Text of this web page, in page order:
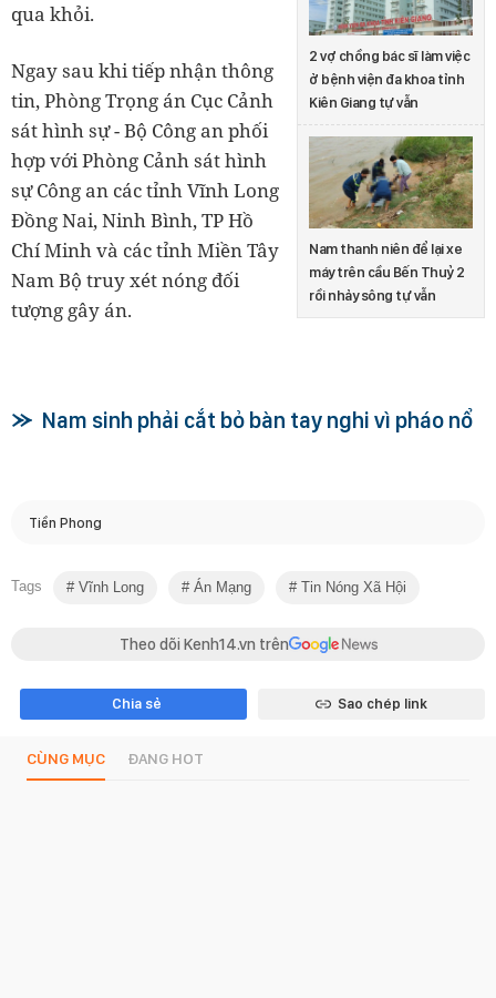
2 vợ chồng bác sĩ làm việc
ở bệnh viện đa khoa tỉnh
Kiên Giang tự vẫn
Nam thanh niên để lại xe
máy trên cầu Bến Thuỷ 2
rồi nhảy sông tự vẫn
qua khỏi.
Ngay sau khi tiếp nhận thông
tin, Phòng Trọng án Cục Cảnh
sát hình sự - Bộ Công an phối
hợp với Phòng Cảnh sát hình
sự Công an các tỉnh Vĩnh Long
Đồng Nai, Ninh Bình, TP Hồ
Chí Minh và các tỉnh Miền Tây
Nam Bộ truy xét nóng đối
tượng gây án.
Nam sinh phải cắt bỏ bàn tay nghi vì pháo nổ
Tiền Phong
Tags Vĩnh Long Án Mạng Tin Nóng Xã Hội
Theo dõi Kenh14.vn trên
Chia sẻ Sao chép link
CÙNG MỤC ĐANG HOT